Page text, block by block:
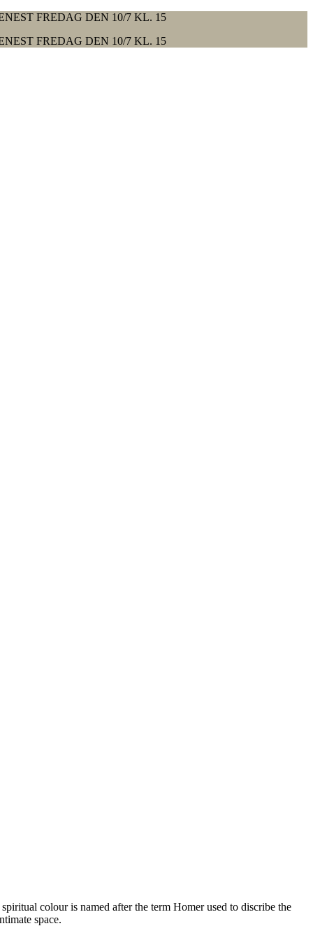
FREDAG DEN 10/7 KL. 15
FREDAG DEN 10/7 KL. 15
colour is named after the term Homer used to discribe the
space.